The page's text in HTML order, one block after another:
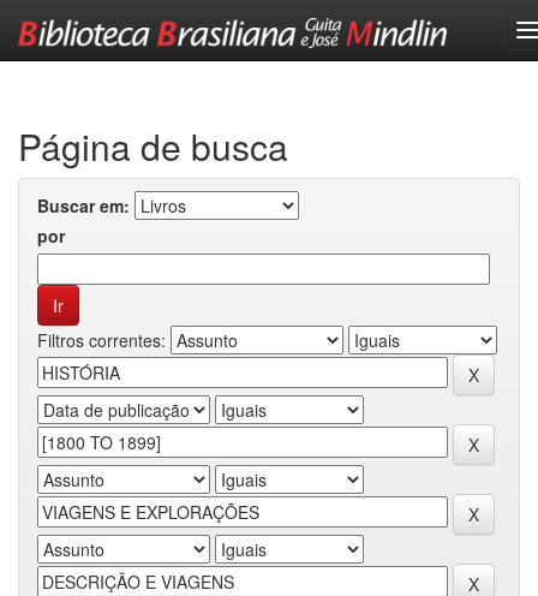
Página de busca
Buscar em:
por
Filtros correntes: